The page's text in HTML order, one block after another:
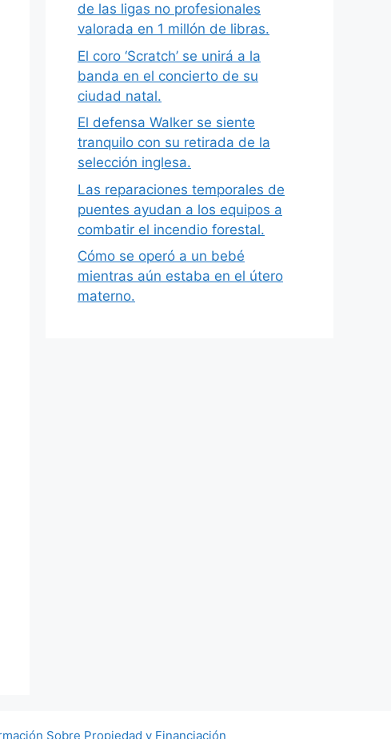
de las ligas no profesionales
valorada en 1 millón de libras.
El coro ‘Scratch’ se unirá a la
banda en el concierto de su
ciudad natal.
El defensa Walker se siente
tranquilo con su retirada de la
selección inglesa.
Las reparaciones temporales de
puentes ayudan a los equipos a
combatir el incendio forestal.
Cómo se operó a un bebé
mientras aún estaba en el útero
materno.
Sobre Propiedad y Financiación